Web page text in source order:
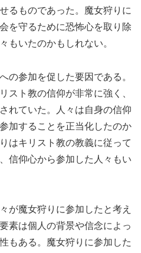
るものであった。魔女狩りに
を守るために恐怖心を取り除
もいたのかもしれない。
の参加を促した要因である。
スト教の信仰が非常に強く、
れていた。人々は自身の信仰
加することを正当化したのか
はキリスト教の教義に従って
信仰心から参加した人々もい
が魔女狩りに参加したと考え
素は個人の背景や信念によっ
もある。魔女狩りに参加した